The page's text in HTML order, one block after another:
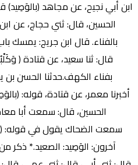
ابن أبي نجيح، عن مجاهد (بالوَصِيد)
الحسين، قال: ثني حجاج، عن
بالفناء. قال ابن جريج: يمسك
قال: ثنا سعيد، عن قتادة (
بفناء الكهف.حدثنا الحسن بن
أخبرنا معمر، عن قتادة، قوله:
الحسين، قال: سمعت أبا
سمعت الضحاك يقول في قوله:
آخرون: الوَصِيد: الصعيد.*